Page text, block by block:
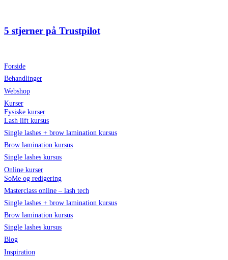
indhold
5 stjerner på Trustpilot
Forside
Behandlinger
Webshop
Kurser
Fysiske kurser
Lash lift kursus
Single lashes + brow lamination kursus
Brow lamination kursus
Single lashes kursus
Online kurser
SoMe og redigering
Masterclass online – lash tech
Single lashes + brow lamination kursus
Brow lamination kursus
Single lashes kursus
Blog
Inspiration